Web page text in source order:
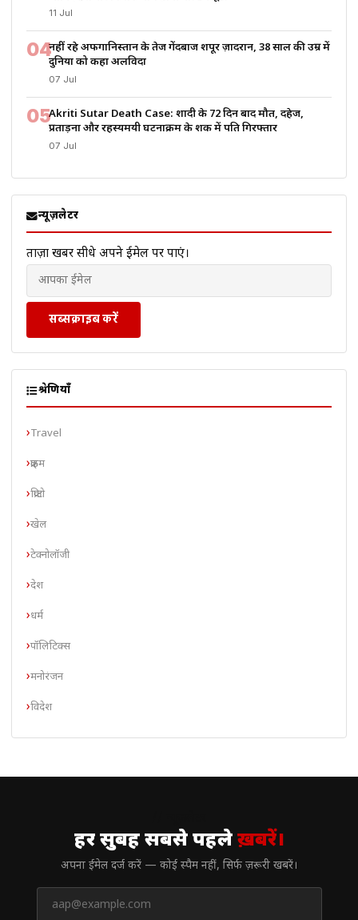
11 Jul
04नहीं रहे अफगानिस्तान के तेज गेंदबाज शपूर ज़ादरान, 38 साल की उम्र में
दुनिया को कहा अलविदा
07 Jul
05Akriti Sutar Death Case: शादी के 72 दिन बाद मौत, दहेज,
प्रताड़ना और रहस्यमयी घटनाक्रम के शक में पति गिरफ्तार
07 Jul
न्यूज़लेटर
ताज़ा खबरें सीधे अपने ईमेल पर पाएं।
सब्सक्राइब करें
श्रेणियाँ
Travel
क्राइम
क्रिप्टो
खेल
टेक्नोलॉजी
देश
धर्म
पॉलिटिक्स
मनोरंजन
विदेश
हर सुबह सबसे पहलेख़बरें।
अपना ईमेल दर्ज करें — कोई स्पैम नहीं, सिर्फ ज़रूरी खबरें।